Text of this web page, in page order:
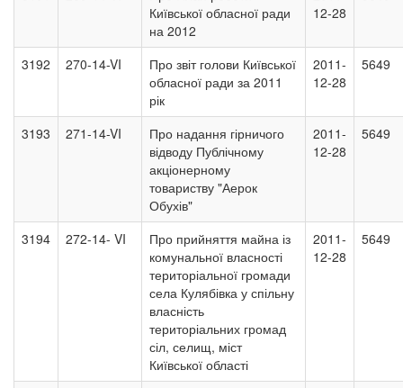
Київської обласної ради
на 2012
12-28
3192 270-14-VI
Про звіт голови Київської
обласної ради за 2011
рік
2011-
12-28
5649
3193 271-14-VI
Про надання гірничого
відводу Публічному
акціонерному
товариству "Аерок
Обухів"
2011-
12-28
5649
3194 272-14- VI
Про прийняття майна із
комунальної власності
територіальної громади
села Кулябівка у спільну
власність
територіальних громад
сіл, селищ, міст
Київської області
2011-
12-28
5649